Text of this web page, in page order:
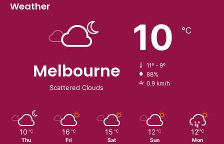
Weather
Melbourne
Scattered Clouds
10 ℃
11º - 9º
88%
0.9 km/h
10 ℃
Thu
16 ℃
Fri
15 ℃
Sat
12 ℃
Sun
12 ℃
Mon